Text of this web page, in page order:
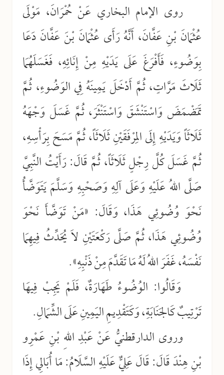
روى الإمام البخاري عَنْ حُمْرَانَ، مَوْلَى
عُثْمَانَ بْنِ عَفَّانَ، أَنَّهُ رَأَى عُثْمَانَ بْنَ عَفَّانَ دَعَا
بِوَضُوءٍ، فَأَفْرَغَ عَلَى يَدَيْهِ مِنْ إِنَائِهِ، فَغَسَلَهُمَا
ثَلَاثَ مَرَّاتٍ، ثُمَّ أَدْخَلَ يَمِينَهُ فِي الوَضُوءِ، ثُمَّ
تَمَضْمَضَ وَاسْتَنْشَقَ وَاسْتَنْثَرَ، ثُمَّ غَسَلَ وَجْهَهُ
ثَلَاثَاً وَيَدَيْهِ إِلَى المِرْفَقَيْنِ ثَلَاثَاً، ثُمَّ مَسَحَ بِرَأْسِهِ،
ثُمَّ غَسَلَ كُلَّ رِجْلٍ ثَلَاثَاً، ثُمَّ قَالَ: رَأَيْتُ النَّبِيَّ
صَلَّى اللهُ عَلَيْهِ وَعَلَى آلِهِ وَصَحْبِهِ وَسَلَّمَ يَتَوَضَّأُ
نَحْوَ وُضُوئِي هَذَا، وَقَالَ: «مَنْ تَوَضَّأَ نَحْوَ
وُضُوئِي هَذَا، ثُمَّ صَلَّى رَكْعَتَيْنِ لاَ يُحَدِّثُ فِيهِمَا
نَفْسَهُ، غَفَرَ اللهُ لَهُ مَا تَقَدَّمَ مِنْ ذَنْبِهِ».
وَقَالُوا: الوُضُوءُ طَهَارَةٌ، فَلَمْ يَجِبْ فِيهَا
تَرْتِيبٌ كَالجَنَابَةِ، وَكَتَقْدِيمِ اليَمِينِ عَلَى الشِّمَالِ.
وروى الدارقطنيُّ عَنْ عَبْدِ اللهِ بْنِ عَمْرِو
بْنِ هِنْدَ قَالَ: قَالَ عَلِيٌّ عَلَيْهِ السَّلَامُ: مَا أُبَالِي إِذَا